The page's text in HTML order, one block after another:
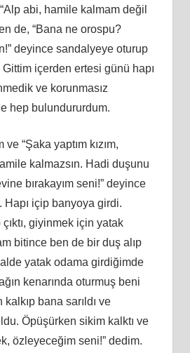
abi, hamile kalmam değil
de, “Bana ne orospu?
deyince sandalyeye oturup
içerden ertesi günü hapı
ve korunmasız
hep bulundururdum.
“Şaka yaptım kızım,
kalmazsın. Hadi duşunu
bırakayım seni!” deyince
Hapı içip banyoya girdi.
giyinmek için yatak
bitince ben de bir duş alıp
yatak odama girdiğimde
kenarında oturmuş beni
bana sarıldı ve
Öpüşürken sikim kalktı ve
özleyeceğim seni!” dedim.